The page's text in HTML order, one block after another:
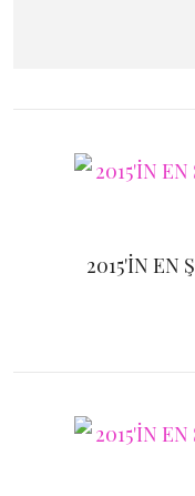
2015'İN EN